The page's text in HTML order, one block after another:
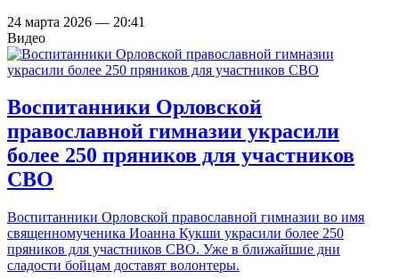
24 марта 2026 — 20:41
Видео
Воспитанники Орловской
православной гимназии украсили
более 250 пряников для участников
СВО
Воспитанники Орловской православной гимназии во имя
священномученика Иоанна Кукши украсили более 250
пряников для участников СВО. Уже в ближайшие дни
сладости бойцам доставят волонтеры.